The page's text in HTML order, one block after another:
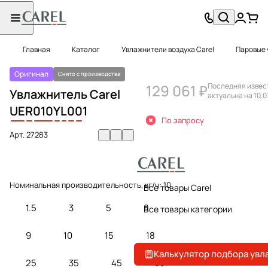
Главная Каталог Увлажнители воздуха Carel Паровые
Оригинал Снято с производства
Увлажнитель Carel
UER010YL001
Арт.27283
Номинальная производительность, кг/ч:10
1.5 3 5 8
9 10 15 18
25 35 45 65
129 061 ₽Последняя
актуальна на
По запросу
Все товары Carel
Все товары категории
Калькулятор подбора